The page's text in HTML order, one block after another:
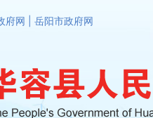
府网 岳阳市政府网